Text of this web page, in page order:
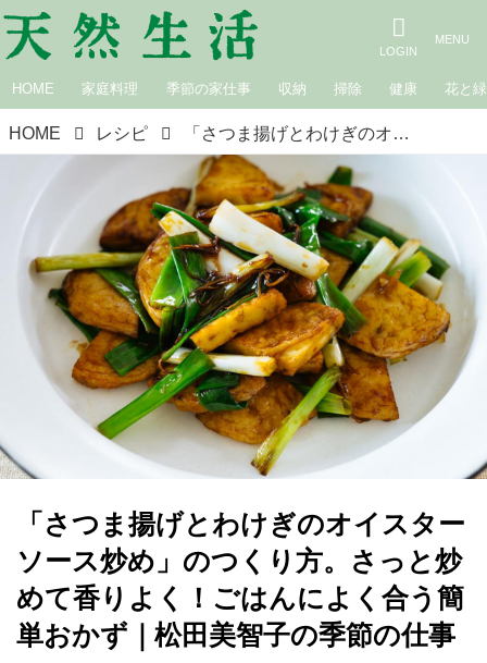
HOME 家庭料理 季節の家仕事 収納 掃除 健康 花と緑
HOME レシピ 「さつま揚げとわけぎのオイスターソース炒め」のつくり方。さっと炒めて香りよく！ごはんによく合う簡単おかず｜松田美智子の季節の仕事
「さつま揚げとわけぎのオイスター
ソース炒め」のつくり方。さっと炒
めて香りよく！ごはんによく合う簡
単おかず｜松田美智子の季節の仕事